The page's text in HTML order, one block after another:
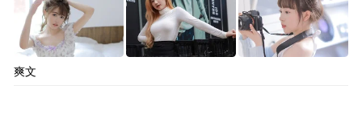
爽文